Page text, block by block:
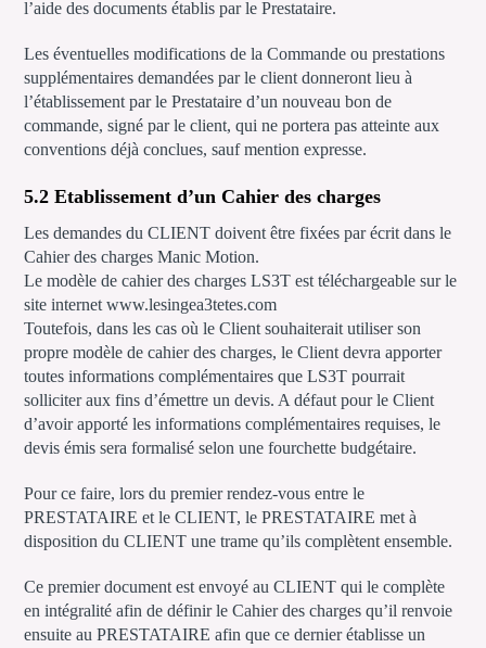
l’aide des documents établis par le Prestataire.
Les éventuelles modifications de la Commande ou prestations
supplémentaires demandées par le client donneront lieu à
l’établissement par le Prestataire d’un nouveau bon de
commande, signé par le client, qui ne portera pas atteinte aux
conventions déjà conclues, sauf mention expresse.
5.2 Etablissement d’un Cahier des charges
Les demandes du CLIENT doivent être fixées par écrit dans le
Cahier des charges Manic Motion.
Le modèle de cahier des charges LS3T est téléchargeable sur le
site internet www.lesingea3tetes.com
Toutefois, dans les cas où le Client souhaiterait utiliser son
propre modèle de cahier des charges, le Client devra apporter
toutes informations complémentaires que LS3T pourrait
solliciter aux fins d’émettre un devis. A défaut pour le Client
d’avoir apporté les informations complémentaires requises, le
devis émis sera formalisé selon une fourchette budgétaire.
Pour ce faire, lors du premier rendez-vous entre le
PRESTATAIRE et le CLIENT, le PRESTATAIRE met à
disposition du CLIENT une trame qu’ils complètent ensemble.
Ce premier document est envoyé au CLIENT qui le complète
en intégralité afin de définir le Cahier des charges qu’il renvoie
ensuite au PRESTATAIRE afin que ce dernier établisse un